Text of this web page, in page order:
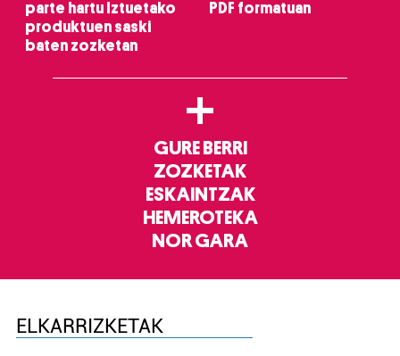
parte hartu Iztuetako
produktuen saski
baten zozketan
PDF formatuan
+
GURE BERRI
ZOZKETAK
ESKAINTZAK
HEMEROTEKA
NOR GARA
ELKARRIZKETAK